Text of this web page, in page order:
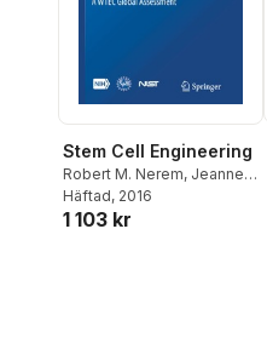
Stem Cell Engineering
Robert M. Nerem, Jeanne
Loring, Todd C. McDevitt
Sean P. Palecek
Häftad, 2016
1 103 kr